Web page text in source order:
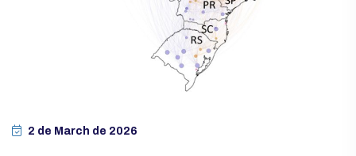
2 de March de 2026